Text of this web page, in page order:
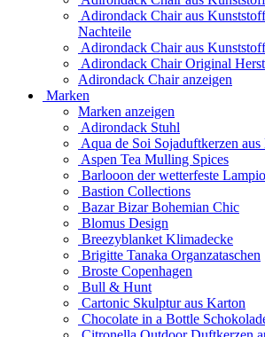
Adirondack Chair aus
Nachteile
Adirondack Chair aus
Adirondack Chair Original
Adirondack Chair anzeigen
Marken
Marken anzeigen
Adirondack Stuhl
Aqua de Soi Sojaduftkerzen
Aspen Tea Mulling Spices
Barlooon der wetterfeste
Bastion Collections
Bazar Bizar Bohemian Chic
Blomus Design
Breezyblanket Klimadecke
Brigitte Tanaka Organzataschen
Broste Copenhagen
Bull & Hunt
Cartonic Skulptur aus Karton
Chocolate in a Bottle